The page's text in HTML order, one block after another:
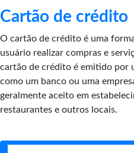
Cartão de crédito
O cartão de crédito é uma
usuário realizar compras e
cartão de crédito é emitido por
como um banco ou uma
geralmente aceito em
restaurantes e outros locais.